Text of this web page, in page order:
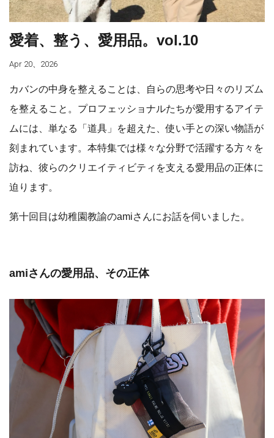
愛着、整う、愛用品。vol.10
Apr 20、2026
カバンの中身を整えることは、自らの思考や日々のリズム
を整えること。プロフェッショナルたちが愛用するアイテ
ムには、単なる「道具」を超えた、使い手との深い物語が
刻まれています。本特集では様々な分野で活躍する方々を
訪ね、彼らのクリエイティビティを支える愛用品の正体に
迫ります。
第十回目は幼稚園教諭のamiさんにお話を伺いました。
amiさんの愛用品、その正体